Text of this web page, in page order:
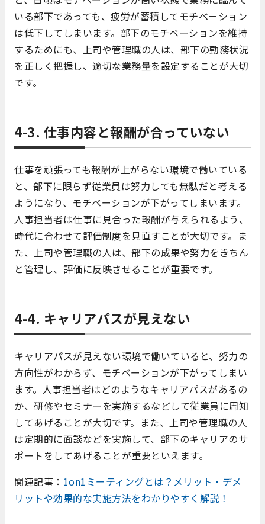
いる部下であっても、疲労が蓄積してモチベーション
は低下してしまいます。部下のモチベーションを維持
するためにも、上司や管理職の人は、部下の勤務状況
を正しく把握し、適切な業務量を設定することが大切
です。
4-3. 仕事内容と報酬が合っていない
仕事を頑張っても報酬が上がらない環境で働いている
と、部下に限らず従業員は努力しても無駄だと考える
ようになり、モチベーションが下がってしまいます。
人事担当者は仕事に見合った報酬が与えられるよう、
時代に合わせて評価制度を見直すことが大切です。ま
た、上司や管理職の人は、部下の成果や努力をきちん
と管理し、評価に反映させることが重要です。
4-4. キャリアパスが見えない
キャリアパスが見えない環境で働いていると、努力の
方向性がわからず、モチベーションが下がってしまい
ます。人事担当者はどのようなキャリアパスがあるの
か、研修やセミナーを実施するなどして従業員に周知
してあげることが大切です。また、上司や管理職の人
は定期的に面談などを実施して、部下のキャリアのサ
ポートをしてあげることが重要といえます。
関連記事： 1on1ミーティングとは？メリット・デメ
リットや効果的な実施方法をわかりやすく解説！